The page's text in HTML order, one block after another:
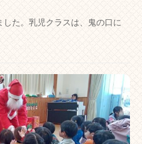
た。乳児クラスは、鬼の口に